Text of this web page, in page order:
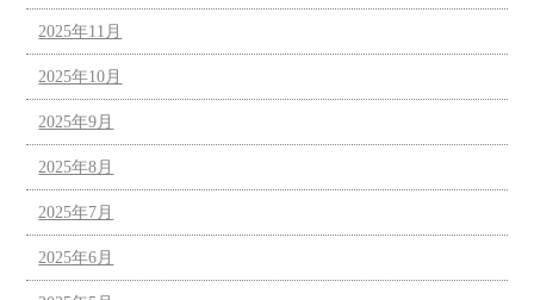
2025年11月
2025年10月
2025年9月
2025年8月
2025年7月
2025年6月